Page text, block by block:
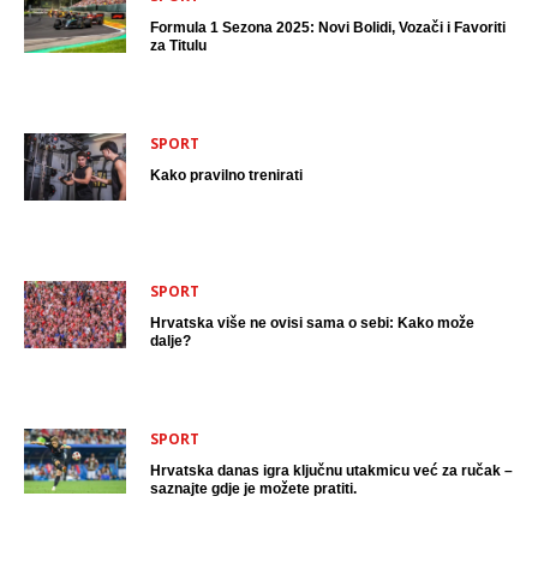
Formula 1 Sezona 2025: Novi Bolidi, Vozači i Favoriti
za Titulu
SPORT
Kako pravilno trenirati
SPORT
Hrvatska više ne ovisi sama o sebi: Kako može
dalje?
SPORT
Hrvatska danas igra ključnu utakmicu već za ručak –
saznajte gdje je možete pratiti.